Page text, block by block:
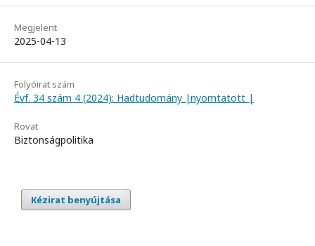
Megjelent
2025-04-13
Folyóirat szám
Évf. 34 szám 4 (2024): Hadtudomány |nyomtatott |
Rovat
Biztonságpolitika
Kézirat benyújtása